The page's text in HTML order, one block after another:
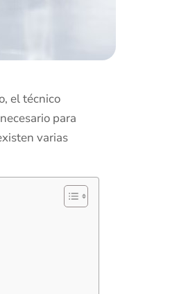
el técnico
para
varias